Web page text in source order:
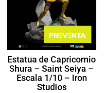
Preventa
Estatua de Capricornio
Shura – Saint Seiya –
Escala 1/10 – Iron
Studios